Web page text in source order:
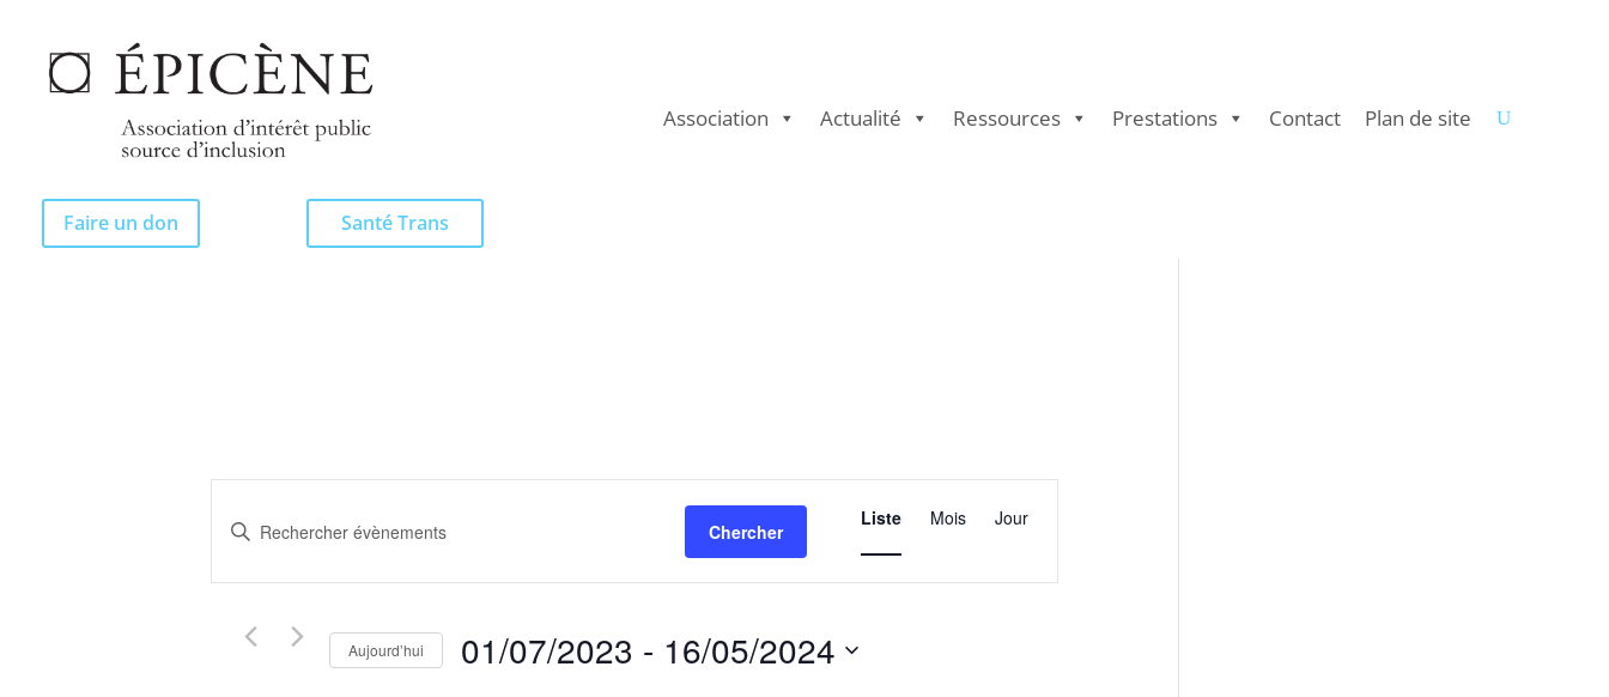
Association Actualité Ressources Prestations Contact Plan de site
Faire un don Santé Trans
et
de
vues
Évènements
Saisir
mot-
Évènements
Chercher
Navigation
de
Liste Mois Jour
Aujourd’hui 01/07/2023 - 16/05/2024